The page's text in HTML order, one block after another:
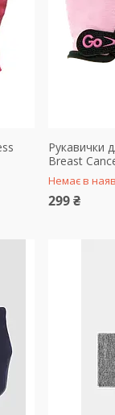
Рукавички
Breast
Немає в
299 ₴